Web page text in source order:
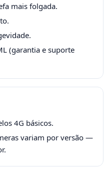
mais folgada.
(garantia e suporte
4G básicos.
variam por versão —